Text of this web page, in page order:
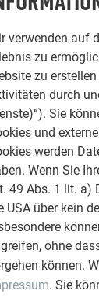
verwenden auf
zu
zu
durch
Sie
und
werden
Wenn Sie
49 Abs. 1 lit. a)
USA über kein
ohne
können.
. Sie